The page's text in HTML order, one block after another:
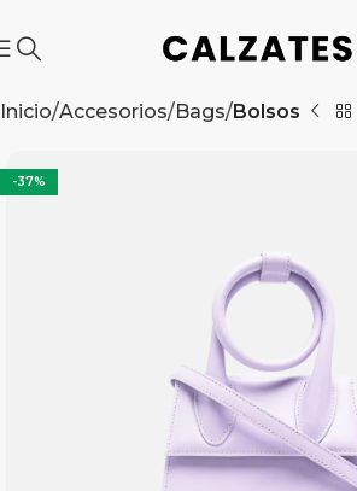
Inicio Accesorios Bags Bolsos
-37%